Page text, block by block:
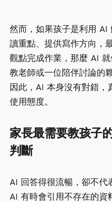
然而，如果孩子是利用 AI
讀重點、提供寫作方向，
觀點完成作業，那麼 AI
教老師或一位陪伴討論的
因此，AI 本身沒有對錯，
使用態度。
家長最需要教孩子
判斷
AI 回答得很流暢，卻不代
AI 有時會引用不存在的資